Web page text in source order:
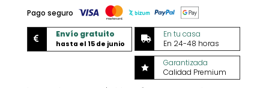
Pago seguro
 Envío gratuito
hasta el 15 de junio

En tu casa
En 24-48 horas

Garantizada
Calidad Premium